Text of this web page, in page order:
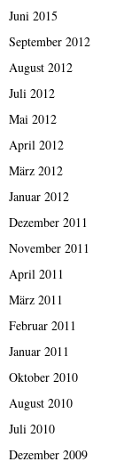
Juni 2015
September 2012
August 2012
Juli 2012
Mai 2012
April 2012
März 2012
Januar 2012
Dezember 2011
November 2011
April 2011
März 2011
Februar 2011
Januar 2011
Oktober 2010
August 2010
Juli 2010
Dezember 2009